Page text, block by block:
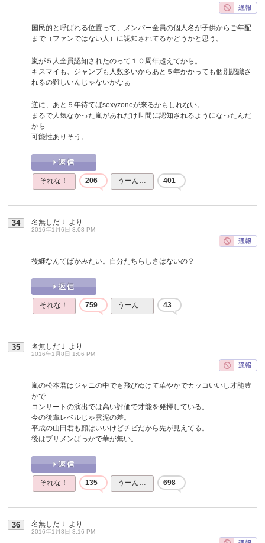
国民的と呼ばれる位置って、メンバー全員の個人名が子供からご年配
まで（ファンではない人）に認知されてるかどうかと思う。
嵐が５人全員認知されたのって１０周年超えてから。
キスマイも、ジャンプも人数多いからあと５年かかっても個別認識さ
れるの難しいんじゃないかなぁ
逆に、あと５年待てばsexyzoneが来るかもしれない。
まるで人気なかった嵐があれだけ世間に認知されるようになったんだ
から
可能性ありそう。
それな！ 206 うーん… 401
34 名無しだＪ より
2016年1月6日 3:08 PM
後継なんてばかみたい。自分たちらしさはないの？
それな！ 759 うーん… 43
35 名無しだＪ より
2016年1月8日 1:06 PM
嵐の松本君はジャニの中でも飛びぬけて華やかでカッコいいし才能豊
かで
コンサートの演出では高い評価で才能を発揮している。
今の後輩レベルじゃ雲泥の差。
平成の山田君も顔はいいけどチビだから先が見えてる。
後はブサメンばっかで華が無い。
それな！ 135 うーん… 698
36 名無しだＪ より
2016年1月8日 3:16 PM